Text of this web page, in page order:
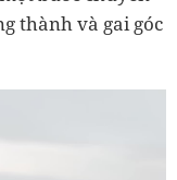
thành và gai góc